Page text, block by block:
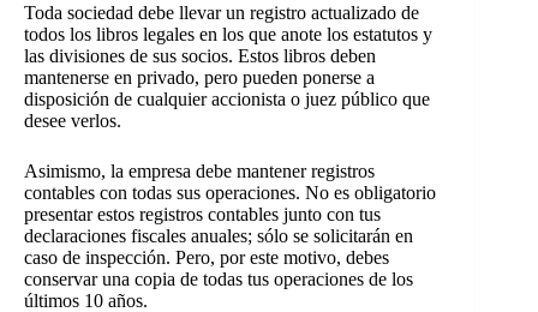
Toda sociedad debe llevar un registro actualizado de
todos los libros legales en los que anote los estatutos y
las divisiones de sus socios. Estos libros deben
mantenerse en privado, pero pueden ponerse a
disposición de cualquier accionista o juez público que
desee verlos.
Asimismo, la empresa debe mantener registros
contables con todas sus operaciones. No es obligatorio
presentar estos registros contables junto con tus
declaraciones fiscales anuales; sólo se solicitarán en
caso de inspección. Pero, por este motivo, debes
conservar una copia de todas tus operaciones de los
últimos 10 años.